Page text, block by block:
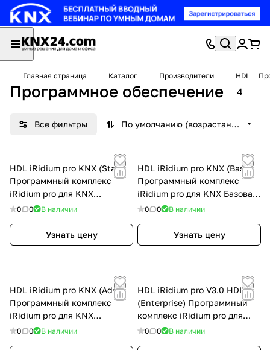
Главная страница Каталог Производители HDL
Программное обеспечение 4
Все фильтры По умолчанию (возрастание)
HDL iRidium pro KNX (Start)
Программный комплекс
iRidium pro для KNX
Стартовая (1 панель)
0 0 В наличии
Узнать цену
HDL iRidium pro KNX (Base)
Программный комплекс
iRidium pro для KNX Базовая
(5 панелей)
0 0 В наличии
Узнать цену
HDL iRidium pro KNX (Add)
Программный комплекс
iRidium pro для KNX
Расширенная (10 панелей)
0 0 В наличии
HDL iRidium pro V3.0 HDL
(Enterprise) Программный
комплекс iRidium pro для
KNX Предприятие (25
0 0 В наличии